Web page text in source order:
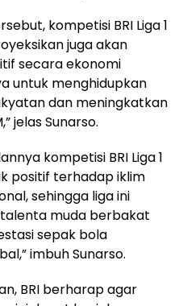
kompetisi BRI Liga 1
juga akan
secara ekonomi
untuk menghidupkan
dan meningkatkan
jelas Sunarso.
kompetisi BRI Liga 1
positif terhadap iklim
sehingga liga ini
muda berbakat
sepak bola
imbuh Sunarso.
BRI berharap agar